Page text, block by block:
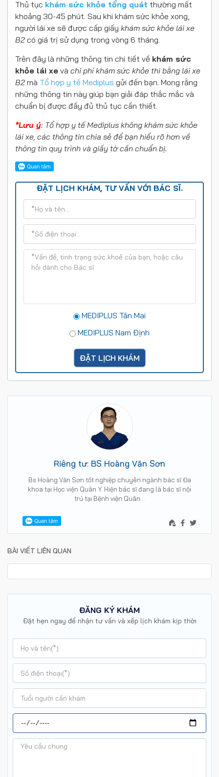
Thủ tục khám sức khỏe tổng quát thường mất
khoảng 30-45 phút. Sau khi khám sức khỏe xong,
người lái xe sẽ được cấp giấy khám sức khỏe lái xe
B2 có giá trị sử dụng trong vòng 6 tháng.
Trên đây là những thông tin chi tiết về khám sức
khỏe lái xe và chi phí khám sức khỏe thi bằng lái xe
B2 mà Tổ hợp y tế Mediplus gửi đến bạn. Mong rằng
những thông tin này giúp bạn giải đáp thắc mắc và
chuẩn bị được đầy đủ thủ tục cần thiết.
*Lưu ý: Tổ hợp y tế Mediplus không khám sức khỏe
lái xe, các thông tin chia sẻ để bạn hiểu rõ hơn về
thông tin quy trình và giấy tờ cần chuẩn bị.
ĐẶT LỊCH KHÁM, TƯ VẤN VỚI BÁC SĨ.
MEDIPLUS Tân Mai
MEDIPLUS Nam Định
Riêng tư: BS Hoàng Văn Sơn
Bs Hoàng Văn Sơn tốt nghiệp chuyên ngành bác sĩ Đa
khoa tại Học viện Quân Y. Hiện bác sĩ đang là bác sĩ nội
trú tại Bệnh viện Quân…
BÀI VIẾT LIÊN QUAN
ĐĂNG KÝ KHÁM
Đặt hẹn ngay để nhận tư vấn và xếp lịch khám kịp thời